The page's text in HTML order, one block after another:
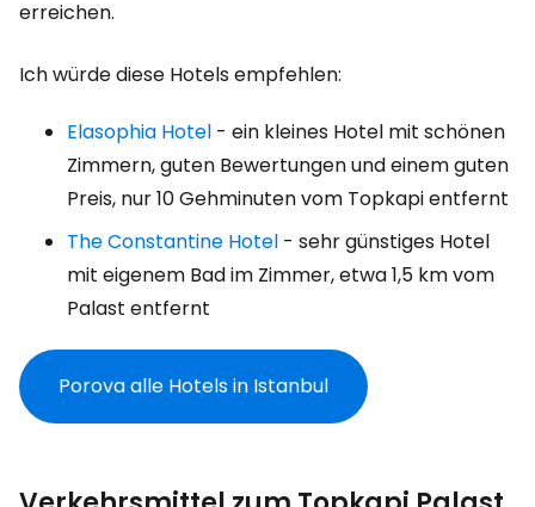
erreichen.
Ich würde diese Hotels empfehlen:
Elasophia Hotel - ein kleines Hotel mit schönen
Zimmern, guten Bewertungen und einem guten
Preis, nur 10 Gehminuten vom Topkapi entfernt
The Constantine Hotel - sehr günstiges Hotel
mit eigenem Bad im Zimmer, etwa 1,5 km vom
Palast entfernt
Porova alle Hotels in Istanbul